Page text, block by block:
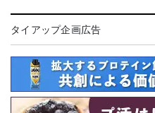
タイアップ企画広告